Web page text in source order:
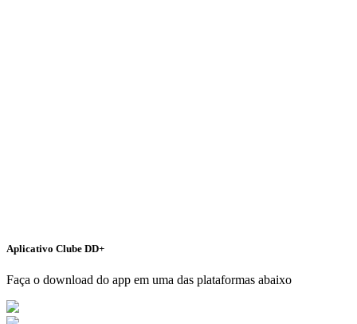
Aplicativo Clube DD+
Faça o download do app em uma das plataformas abaixo